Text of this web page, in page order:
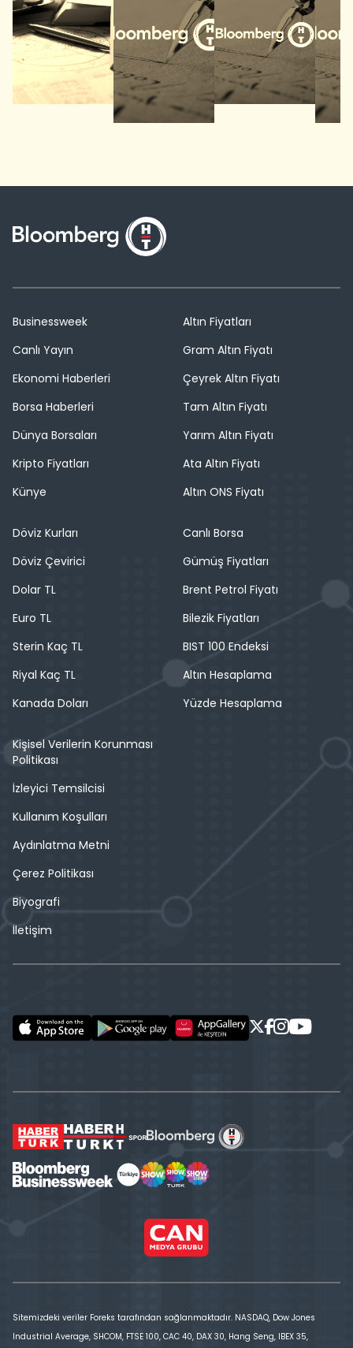
Businessweek
Canlı Yayın
Ekonomi Haberleri
Borsa Haberleri
Dünya Borsaları
Kripto Fiyatları
Künye
Altın Fiyatları
Gram Altın Fiyatı
Çeyrek Altın Fiyatı
Tam Altın Fiyatı
Yarım Altın Fiyatı
Ata Altın Fiyatı
Altın ONS Fiyatı
Döviz Kurları
Döviz Çevirici
Dolar TL
Euro TL
Sterin Kaç TL
Riyal Kaç TL
Kanada Doları
Canlı Borsa
Gümüş Fiyatları
Brent Petrol Fiyatı
Bilezik Fiyatları
BIST 100 Endeksi
Altın Hesaplama
Yüzde Hesaplama
Kişisel Verilerin Korunması
Politikası
İzleyici Temsilcisi
Kullanım Koşulları
Aydınlatma Metni
Çerez Politikası
Biyografi
İletişim
Sitemizdeki veriler Foreks tarafından sağlanmaktadır. NASDAQ, Dow Jones
Industrial Average, SHCOM, FTSE 100, CAC 40, DAX 30, Hang Seng, IBEX 35,